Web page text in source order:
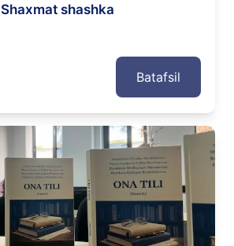
Shaxmat shashka
Batafsil